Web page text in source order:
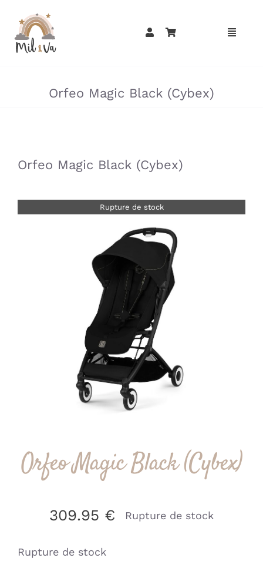
contenu
Orfeo Magic Black (Cybex)
Orfeo Magic Black (Cybex)
Rupture de stock
Orfeo Magic Black (Cybex)
309.95 € Rupture de stock
Rupture de stock